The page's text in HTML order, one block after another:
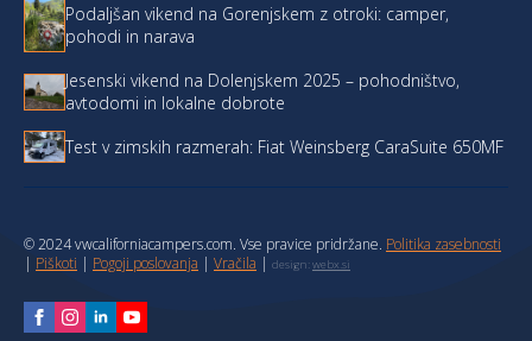
Podaljšan vikend na Gorenjskem z otroki: camper,
pohodi in narava
Jesenski vikend na Dolenjskem 2025 – pohodništvo,
avtodomi in lokalne dobrote
Test v zimskih razmerah: Fiat Weinsberg CaraSuite 650MF
© 2024 vwcaliforniacampers.com. Vse pravice pridržane. Politika zasebnosti
| Piškoti | Pogoji poslovanja | Vračila | design:webx.si